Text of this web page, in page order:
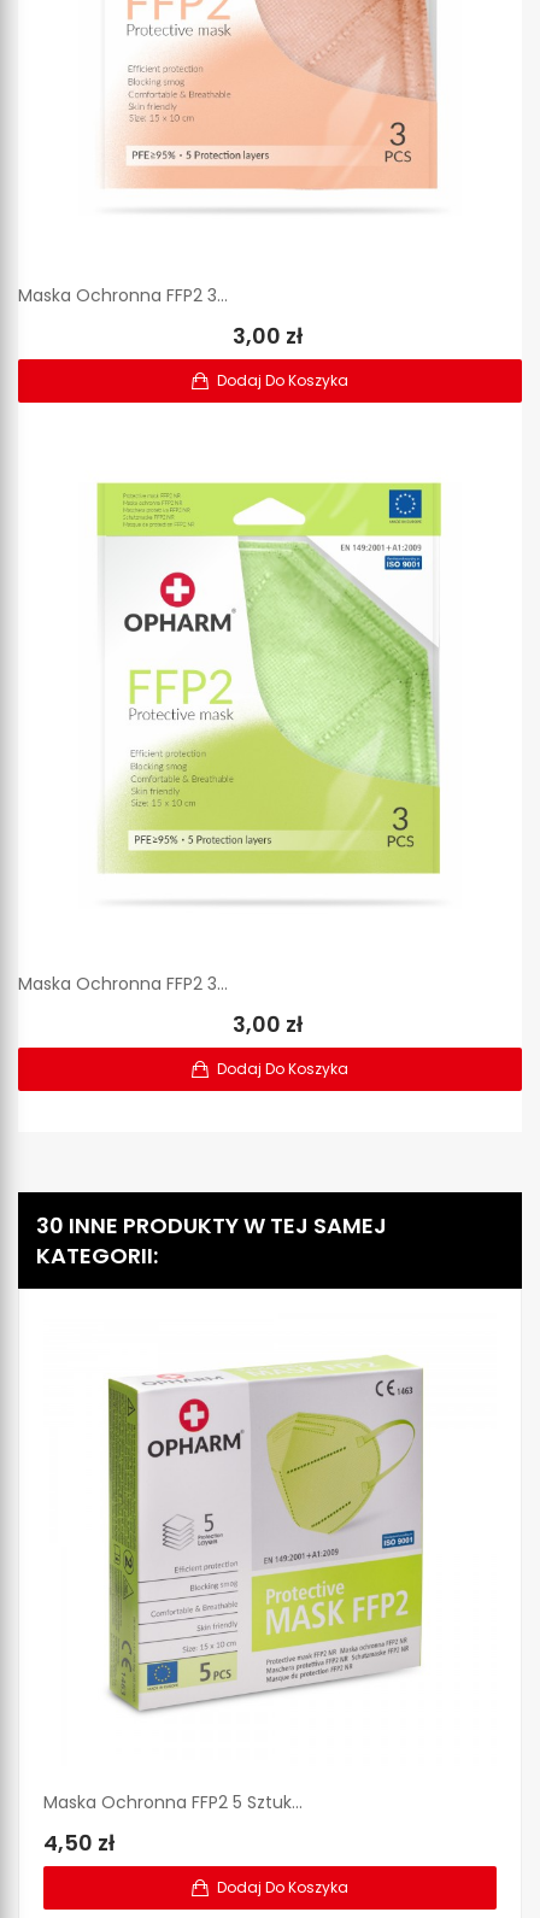
Maska Ochronna FFP2 3...
3,00 zł
Dodaj Do Koszyka
Maska Ochronna FFP2 3...
3,00 zł
Dodaj Do Koszyka
30 INNE PRODUKTY W TEJ SAMEJ
KATEGORII:
Maska Ochronna FFP2 5 Sztuk...
4,50 zł
Dodaj Do Koszyka